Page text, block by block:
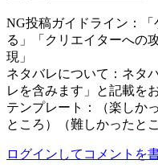
NG投稿ガイドライン：
る」「クリエイターへの
現」
ネタバレについて：ネタ
レを含みます」と記載を
テンプレート：（楽しか
ところ）（難しかったと
ログインしてコメントを